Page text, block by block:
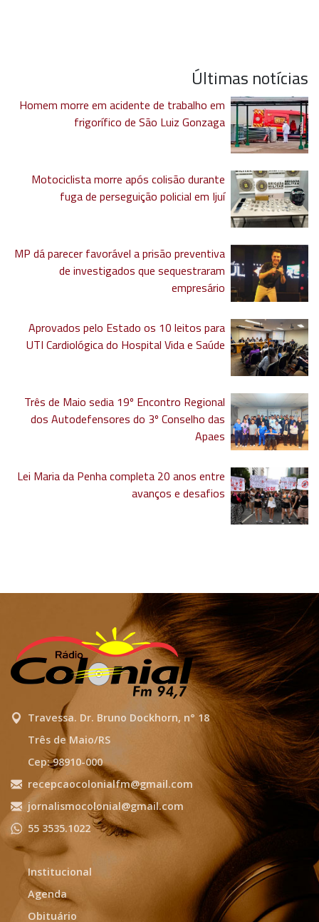
Últimas notícias
Homem morre em acidente de trabalho em
frigorífico de São Luiz Gonzaga
Motociclista morre após colisão durante
fuga de perseguição policial em Ijuí
MP dá parecer favorável a prisão preventiva
de investigados que sequestraram
empresário
Aprovados pelo Estado os 10 leitos para
UTI Cardiológica do Hospital Vida e Saúde
Três de Maio sedia 19º Encontro Regional
dos Autodefensores do 3º Conselho das
Apaes
Lei Maria da Penha completa 20 anos entre
avanços e desafios
Travessa. Dr. Bruno Dockhorn, n° 18
Três de Maio/RS
Cep: 98910-000
recepcaocolonialfm@gmail.com
jornalismocolonial@gmail.com
55 3535.1022
Institucional
Agenda
Obituário